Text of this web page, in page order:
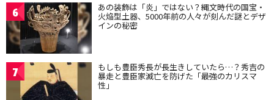
6 あの装飾は「炎」ではない？縄文時代の国宝・
火焔型土器、5000年前の人々が刻んだ謎とデザ
インの秘密
7 もしも豊臣秀長が長生きしていたら…？秀吉の
暴走と豊臣家滅亡を防げた「最強のカリスマ
性」